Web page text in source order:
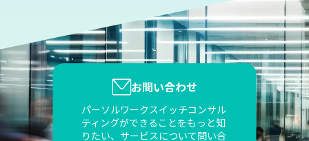
お問い合わせ
パーソルワークスイッチコンサル
ティングができることをもっと知
りたい、サービスについて問い合